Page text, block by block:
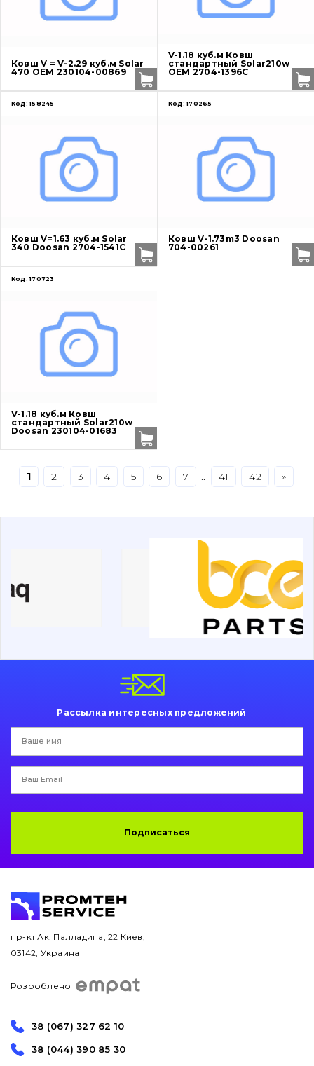
Фильтры и смазочные материалы
Болты, гайки и элементы крепления
Ножи, режущие кромки
Защита (ковша, адаптера)
Пальци и втулки
Двигатель
Трансмиссия
Рама и кузов
Буровой инструмент
написати
листа
зателефонувати
Ковш V = V-2.29 куб.м Solar
470 OEM 230104-00869
V-1.18 куб.м Ковш
стандартный Solar210w
OEM 2704-1396С
Код: 158245
Ковш V=1.63 куб.м Solar
340 Doosan 2704-1541C
Код: 170265
Ковш V-1.73m3 Doosan
704-00261
Код: 170723
V-1.18 куб.м Ковш
стандартный Solar210w
Doosan 230104-01683
1 2 3 4 5 6 7 41 42 »
Рассылка интересных предложений
Подписаться
пр-кт Ак. Палладина, 22 Киев,
03142, Украина
Розроблено
38 (067) 327 62 10
38 (044) 390 85 30